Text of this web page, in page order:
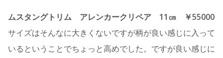
ムスタングトリム アレンカークリペア 11㎝ ￥55000
サイズはそんなに大きくないですが柄が良い感じに入って
いるということでちょっと高めでした。ですが良い感じに